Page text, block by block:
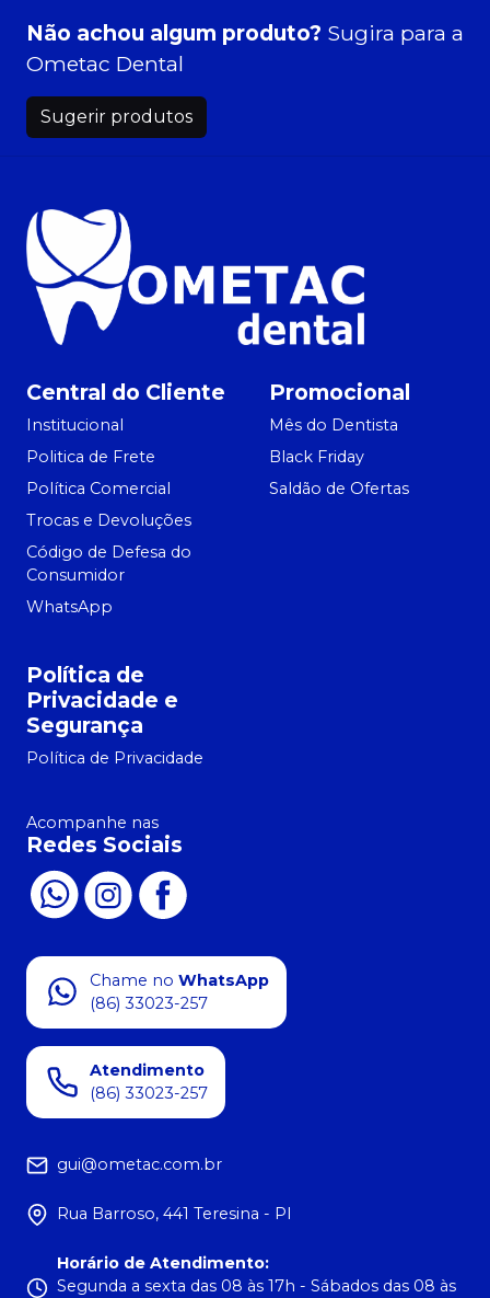
Não achou algum produto? Sugira para a
Ometac Dental
Sugerir produtos
Central do Cliente
Institucional
Politica de Frete
Política Comercial
Trocas e Devoluções
Código de Defesa do
Consumidor
WhatsApp
Promocional
Mês do Dentista
Black Friday
Saldão de Ofertas
Política de
Privacidade e
Segurança
Política de Privacidade
Acompanhe nas
Redes Sociais
Chame no WhatsApp
(86) 33023-257
Atendimento
(86) 33023-257
gui@ometac.com.br
Rua Barroso, 441 Teresina - PI
Horário de Atendimento:
Segunda a sexta das 08 às 17h - Sábados das 08 às